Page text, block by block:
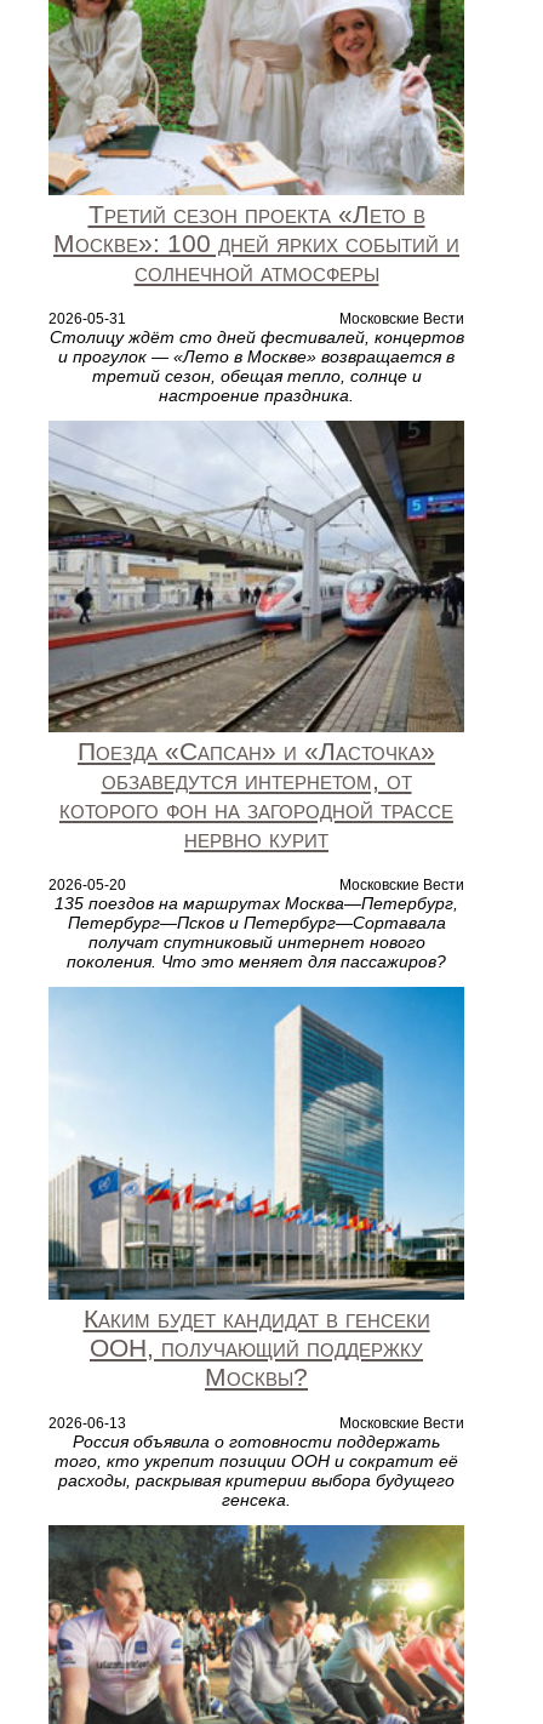
Третий сезон проекта «Лето в
Москве»: 100 дней ярких событий и
солнечной атмосферы
2026-05-31 Московские Вести
Столицу ждёт сто дней фестивалей, концертов
и прогулок — «Лето в Москве» возвращается в
третий сезон, обещая тепло, солнце и
настроение праздника.
Поезда «Сапсан» и «Ласточка»
обзаведутся интернетом, от
которого фон на загородной трассе
нервно курит
2026-05-20 Московские Вести
135 поездов на маршрутах Москва—Петербург,
Петербург—Псков и Петербург—Сортавала
получат спутниковый интернет нового
поколения. Что это меняет для пассажиров?
Каким будет кандидат в генсеки
ООН, получающий поддержку
Москвы?
2026-06-13 Московские Вести
Россия объявила о готовности поддержать
того, кто укрепит позиции ООН и сократит её
расходы, раскрывая критерии выбора будущего
генсека.